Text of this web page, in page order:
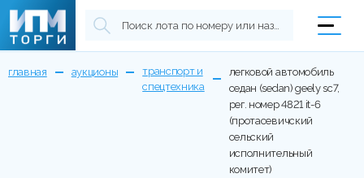
главная аукционы
транспорт и
спецтехника
легковой автомобиль
седан (sedan) geely sc7,
рег. номер 4821 it-6
(протасевичский
сельский
исполнительный
комитет)